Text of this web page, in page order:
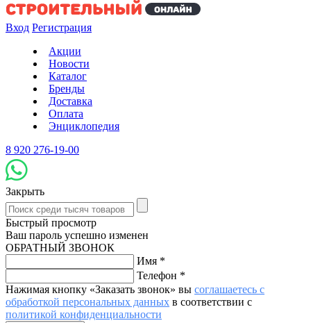
Вход Регистрация
Акции
Новости
Каталог
Бренды
Доставка
Оплата
Энциклопедия
8 920 276-19-00
Закрыть
Быстрый просмотр
Ваш пароль успешно изменен
ОБРАТНЫЙ ЗВОНОК
Имя *
Телефон *
Нажимая кнопку «Заказать звонок» вы соглашаетесь с
обработкой персональных данных в соответствии с
политикой конфиденциальности